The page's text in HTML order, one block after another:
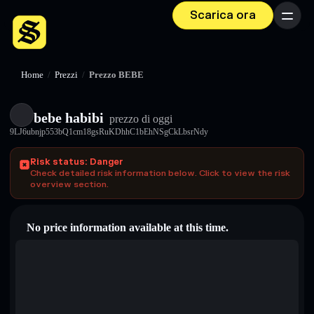
Scarica ora Menu
Home / Prezzi / Prezzo BEBE
bebe habibi prezzo di oggi
9LJ6ubnjp553bQ1cm18gsRuKDhhC1bEhNSgCkLbsrNdy
Risk status: Danger
Check detailed risk information below. Click to view the risk
overview section.
No price information available at this time.